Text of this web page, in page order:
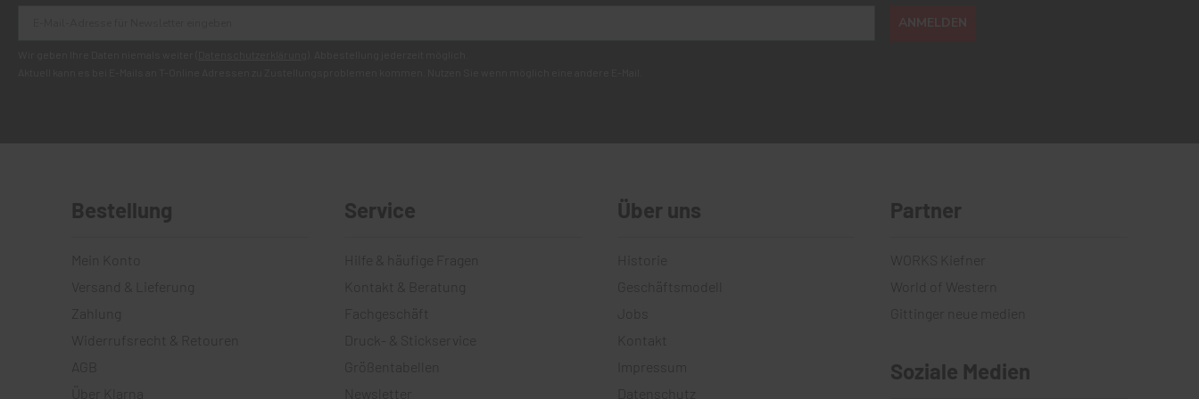
Bestellung
Versand & Lieferung
Zahlung
Widerrufsrecht & Retouren
AGB
Service
Hilfe & häufige Fragen
Kontakt & Beratung
Fachgeschäft
Druck- & Stickservice
Größentabellen
Newsletter
Über uns
Geschäftsmodell
Kontakt
Impressum
Datenschutz
Partner
World of Western
Gittinger neue medien
Soziale Medien